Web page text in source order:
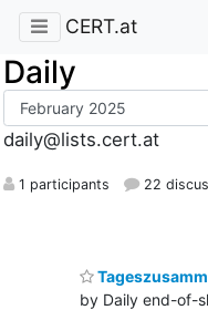
CERT.at
Daily
daily@lists.cert.at
1 participants 22
by Daily end-of-